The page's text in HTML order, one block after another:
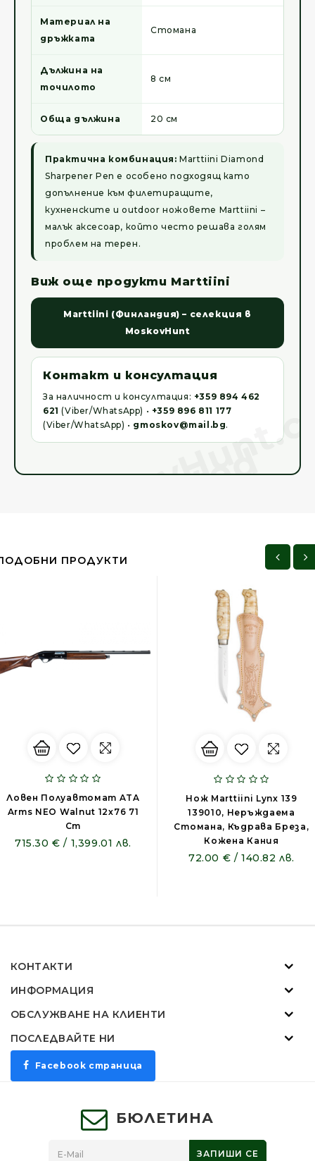
Материал на
дръжката
Стомана
Дължина на
точилото
8 см
Обща дължина 20 см
Практична комбинация: Marttiini Diamond
Sharpener Pen е особено подходящ като
допълнение към филетиращите,
кухненските и outdoor ножовете Marttiini –
малък аксесоар, който често решава голям
проблем на терен.
Виж още продукти Marttiini
Marttiini (Финландия) – селекция в
MoskovHunt
Контакт и консултация
За наличност и консултация: +359 894 462
621 (Viber/WhatsApp) • +359 896 811 177
(Viber/WhatsApp) • gmoskov@mail.bg.
ПРОДУКТИ
Ловен Полуавтомат ATA
Arms NEO Walnut 12x76 71
Cm
715.30 € / 1,399.01 лв.
Нож Marttiini Lynx 139
139010, Неръждаема
Стомана, Къдрава Бреза,
Кожена Кания
72.00 € / 140.82 лв.
КОНТАКТИ
ИНФОРМАЦИЯ
ОБСЛУЖВАНЕ НА КЛИЕНТИ
ПОСЛЕДВАЙТЕ НИ
Facebook страница
БЮЛЕТИНА
ЗАПИШИ СЕ